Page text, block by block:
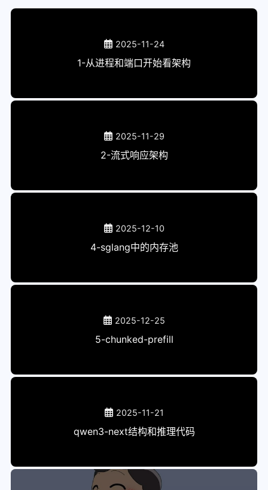
2025-11-24
1-从进程和端口开始看架构
2025-11-29
2-流式响应架构
2025-12-10
4-sglang中的内存池
2025-12-25
5-chunked-prefill
2025-11-21
qwen3-next结构和推理代码